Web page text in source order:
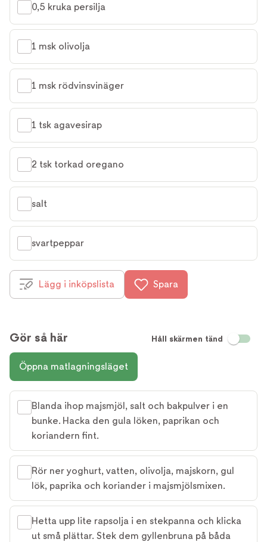
0,5 kruka persilja
1 msk olivolja
1 msk rödvinsvinäger
1 tsk agavesirap
2 tsk torkad oregano
salt
svartpeppar
Lägg i inköpslista Spara
Gör så här Håll skärmen tänd
Öppna matlagningsläget
Blanda ihop majsmjöl, salt och bakpulver i en
bunke. Hacka den gula löken, paprikan och
koriandern fint.
Rör ner yoghurt, vatten, olivolja, majskorn, gul
lök, paprika och koriander i majsmjölsmixen.
Hetta upp lite rapsolja i en stekpanna och klicka
ut små plättar. Stek dem gyllenbruna på båda